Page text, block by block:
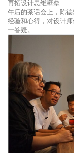
再拓设计思维壁垒
午后的茶话会上，陈
经验和心得，对设计
一答疑。